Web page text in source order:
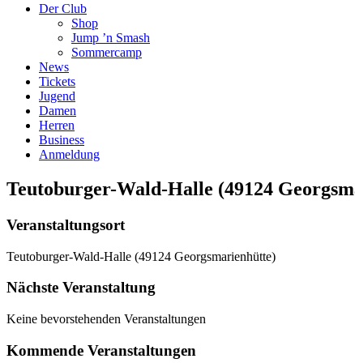
Der Club
Shop
Jump ’n Smash
Sommercamp
News
Tickets
Jugend
Damen
Herren
Business
Anmeldung
Teutoburger-Wald-Halle (49124
Veranstaltungsort
Teutoburger-Wald-Halle (49124 Georgsmarienhütte)
Nächste Veranstaltung
Keine bevorstehenden Veranstaltungen
Kommende Veranstaltungen